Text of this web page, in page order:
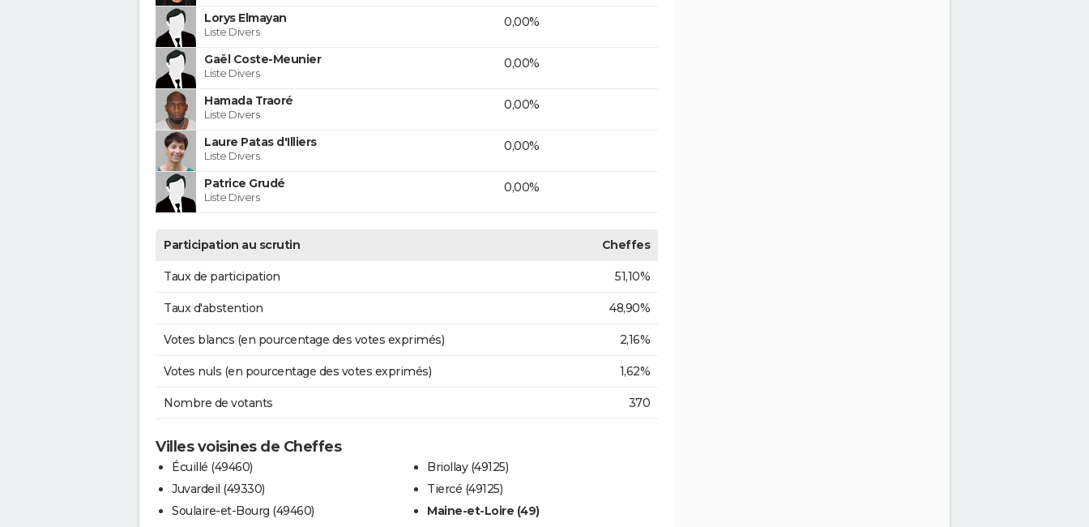
Lorys Elmayan
Liste Divers
0,00%
Gaël Coste-Meunier
Liste Divers
0,00%
Hamada Traoré
Liste Divers
0,00%
Laure Patas d'Illiers
Liste Divers
0,00%
Patrice Grudé
Liste Divers
0,00%
Participation au scrutin Cheffes
Taux de participation 51,10%
Taux d'abstention 48,90%
Votes blancs (en pourcentage des votes exprimés) 2,16%
Votes nuls (en pourcentage des votes exprimés) 1,62%
Nombre de votants 370
Villes voisines de Cheffes
Écuillé (49460)
Juvardeil (49330)
Soulaire-et-Bourg (49460)
Briollay (49125)
Tiercé (49125)
Maine-et-Loire (49)